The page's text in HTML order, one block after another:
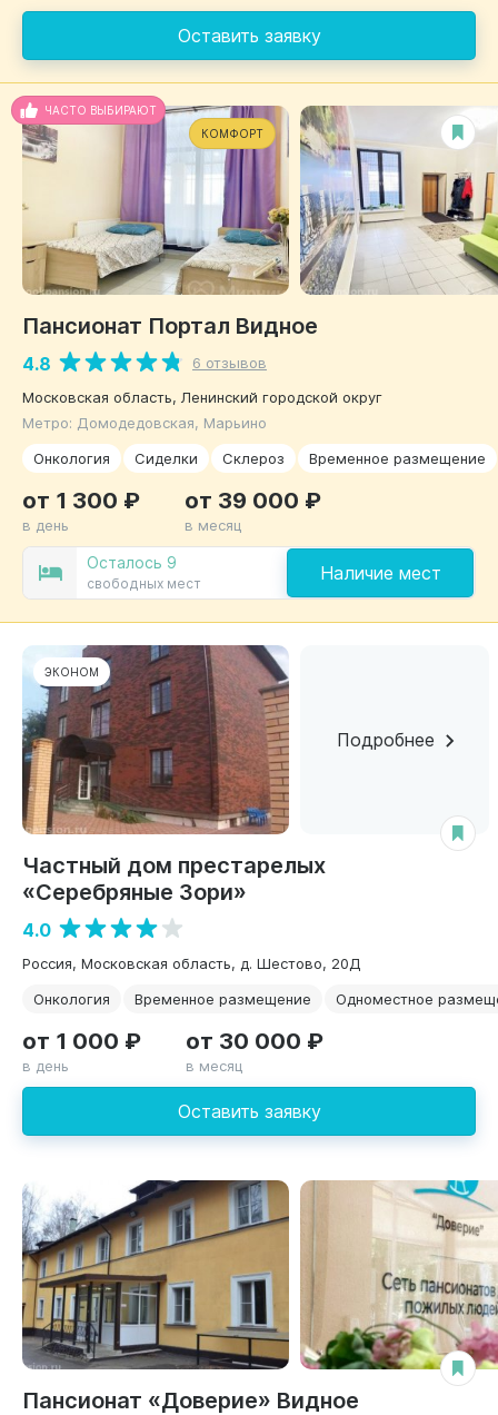
Оставить заявку
ЧАСТО ВЫБИРАЮТ
КОМФОРТ
Пансионат Портал Видное
4.8
6 отзывов
Московская область, Ленинский городской округ
Метро: Домодедовская, Марьино
Онкология
Сиделки Склероз Временное размещение
Осталось 9
свободных мест Наличие мест
от 1 300 ₽
в день
от 39 000 ₽
в месяц
ЭКОНОМ
Подробнее
Частный дом престарелых
«Серебряные Зори»
4.0
Россия, Московская область, д. Шестово, 20Д
Онкология
Временное размещение Одноместное
Оставить заявку
от 1 000 ₽
в день
от 30 000 ₽
в месяц
Пансионат «Доверие» Видное